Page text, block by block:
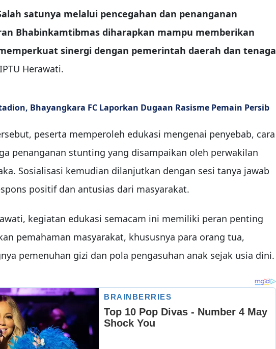
satunya melalui pencegahan dan penanganan
Bhabinkamtibmas diharapkan mampu memberikan
sinergi dengan pemerintah daerah dan tenaga
Herawati.
Bhayangkara FC Laporkan Dugaan Rasisme Pemain Persib
peserta memperoleh edukasi mengenai penyebab, cara
penanganan stunting yang disampaikan oleh perwakilan
Sosialisasi kemudian dilanjutkan dengan sesi tanya jawab
positif dan antusias dari masyarakat.
kegiatan edukasi semacam ini memiliki peran penting
pemahaman masyarakat, khususnya para orang tua,
pemenuhan gizi dan pola pengasuhan anak sejak usia dini.